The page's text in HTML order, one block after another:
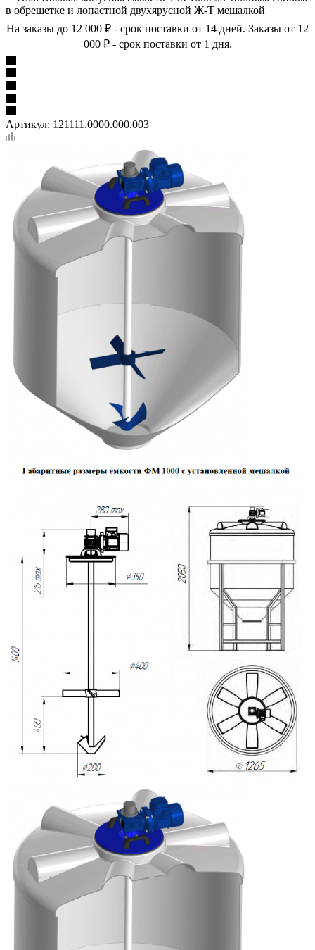
в обрешетке и лопастной двухярусной Ж-Т мешалкой
На заказы до 12 000 ₽ - срок поставки от 14 дней. Заказы от 12
000 ₽ - срок поставки от 1 дня.
Артикул: 121111.0000.000.003